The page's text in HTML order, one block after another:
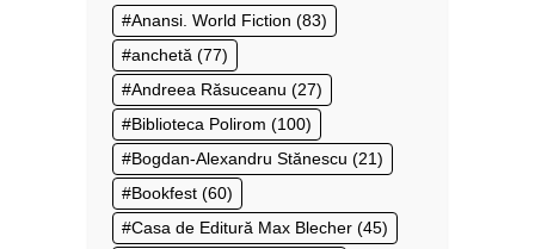
Anansi. World Fiction (83)
anchetă (77)
Andreea Răsuceanu (27)
Biblioteca Polirom (100)
Bogdan-Alexandru Stănescu (21)
Bookfest (60)
Casa de Editură Max Blecher (45)